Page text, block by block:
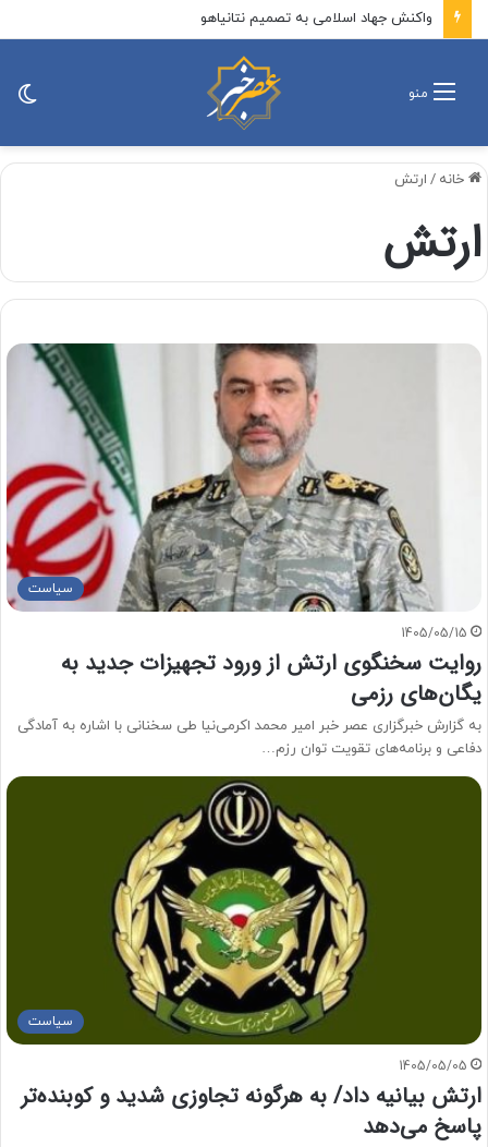
واکنش جهاد اسلامی به تصمیم نتانیاهو
منو
خانه / ارتش
ارتش
سیاست
1405/05/15
روایت سخنگوی ارتش از ورود تجهیزات جدید به
یگان‌های رزمی
به گزارش خبرگزاری عصر خبر امیر محمد اکرمی‌نیا طی سخنانی با اشاره به آمادگی
دفاعی و برنامه‌های تقویت توان رزم…
سیاست
1405/05/05
ارتش بیانیه داد/ به هرگونه تجاوزی شدید و کوبنده‌تر
پاسخ می‌دهد